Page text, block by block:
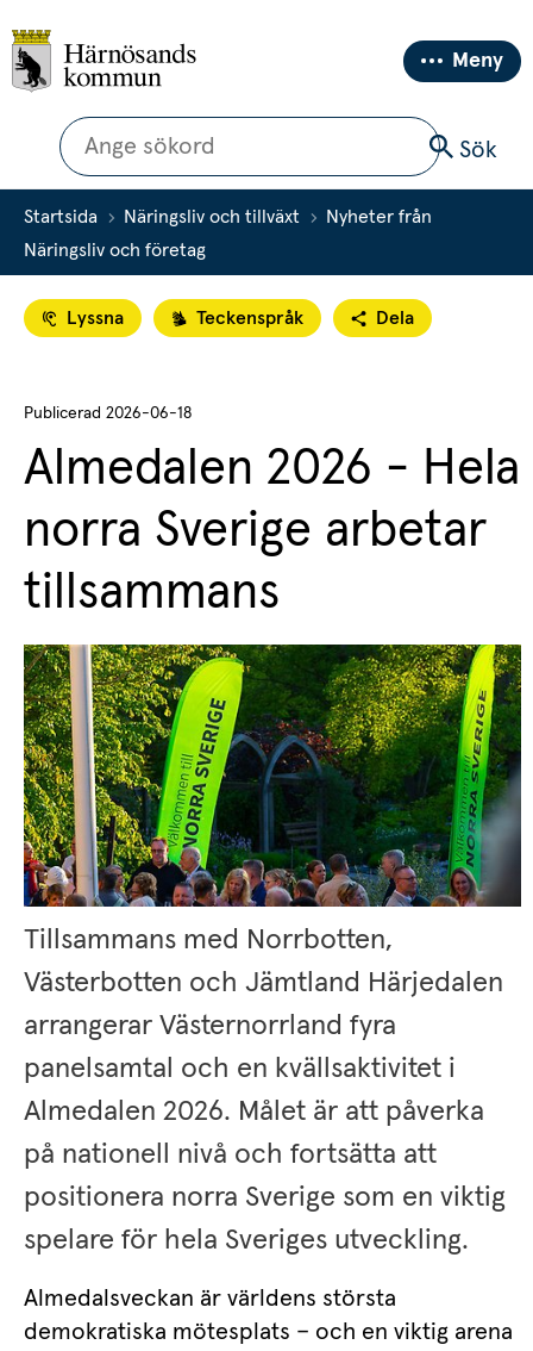
Meny
Sök
Sök
Startsida Näringsliv och tillväxt
Nyheter från
Näringsliv och företag
Lyssna Teckenspråk Dela
Publicerad 2026-06-18
Almedalen 2026 - Hela
norra Sverige arbetar
tillsammans
Tillsammans med Norrbotten,
Västerbotten och Jämtland Härjedalen
arrangerar Västernorrland fyra
panelsamtal och en kvällsaktivitet i
Almedalen 2026. Målet är att påverka
på nationell nivå och fortsätta att
positionera norra Sverige som en viktig
spelare för hela Sveriges utveckling.
Almedalsveckan är världens största
demokratiska mötesplats – och en viktig arena